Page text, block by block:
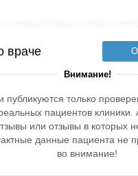
враче
Внимание!
публикуются только
пациентов
или отзывы в которых
данные пациента не
во внимание!